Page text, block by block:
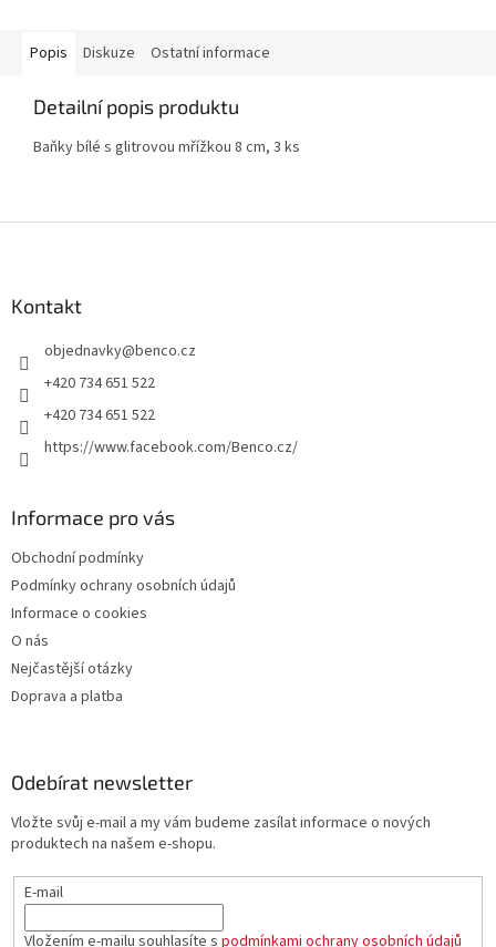
Popis Diskuze Ostatní informace
Detailní popis produktu
Baňky bílé s glitrovou mřížkou 8 cm, 3 ks
Kontakt
objednavky@benco.cz
+420 734 651 522
+420 734 651 522
https://www.facebook.com/Benco.cz/
Informace pro vás
Obchodní podmínky
Podmínky ochrany osobních údajů
Informace o cookies
O nás
Nejčastější otázky
Doprava a platba
Odebírat newsletter
Vložte svůj e-mail a my vám budeme zasílat informace o nových
produktech na našem e-shopu.
E-mail
Vložením e-mailu souhlasíte s podmínkami ochrany osobních údajů